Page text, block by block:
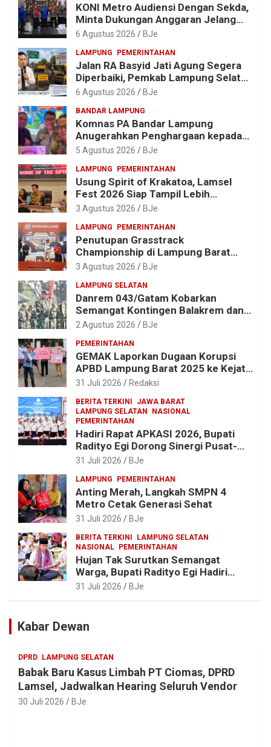
KONI Metro Audiensi Dengan Sekda,
Minta Dukungan Anggaran Jelang
Porprov X Lampung
6 Agustus 2026 BJe
LAMPUNG PEMERINTAHAN
Jalan RA Basyid Jati Agung Segera
Diperbaiki, Pemkab Lampung Selatan
Alokasikan Rp1,13 Miliar
6 Agustus 2026 BJe
BANDAR LAMPUNG
Komnas PA Bandar Lampung
Anugerahkan Penghargaan kepada
Kombes Pol. Alfret Jacob Tilukay
5 Agustus 2026 BJe
LAMPUNG PEMERINTAHAN
Usung Spirit of Krakatoa, Lamsel
Fest 2026 Siap Tampil Lebih
Spektakuler dengan Empat Event
3 Agustus 2026 BJe
LAMPUNG PEMERINTAHAN
Penutupan Grasstrack
Championship di Lampung Barat
Meriah, Dihadiri Ribuan Penonton; Ini
3 Agustus 2026 BJe
LAMPUNG SELATAN
Danrem 043/Gatam Kobarkan
Semangat Kontingen Balakrem dan
Yonif 143/TWEJ di Pembukaan
XXI/Radin Inten
2 Agustus 2026 BJe
PEMERINTAHAN
GEMAK Laporkan Dugaan Korupsi
APBD Lampung Barat 2025 ke Kejati
Lampung, Soroti Proyek Jalan
31 Juli 2026 Redaksi
BERITA TERKINI
JAWA BARAT
LAMPUNG SELATAN
NASIONAL
PEMERINTAHAN
Hadiri Rapat APKASI 2026, Bupati
Radityo Egi Dorong Sinergi Pusat-
Daerah untuk Percepat
31 Juli 2026 BJe
LAMPUNG PEMERINTAHAN
Anting Merah, Langkah SMPN 4
Metro Cetak Generasi Sehat
31 Juli 2026 BJe
BERITA TERKINI
LAMPUNG SELATAN
NASIONAL
PEMERINTAHAN
Hujan Tak Surutkan Semangat
Warga, Bupati Radityo Egi Hadiri
Tradisi Sedekah Bumi 206 Tahun di
31 Juli 2026 BJe
Kabar Dewan
DPRD LAMPUNG SELATAN
Babak Baru Kasus Limbah PT Ciomas, DPRD
Lamsel, Jadwalkan Hearing Seluruh Vendor
30 Juli 2026 BJe